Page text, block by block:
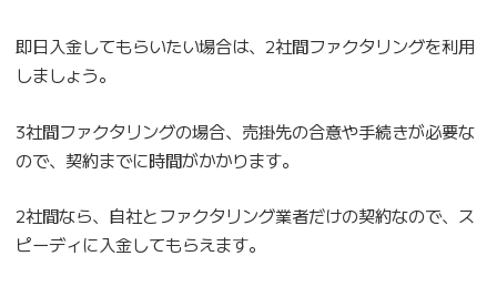
即日入金してもらいたい場合は、2社間ファクタリングを利用
しましょう。
3社間ファクタリングの場合、売掛先の合意や手続きが必要な
ので、契約までに時間がかかります。
2社間なら、自社とファクタリング業者だけの契約なので、ス
ピーディに入金してもらえます。